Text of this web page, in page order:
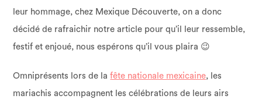
leur hommage, chez Mexique Découverte, on a donc
décidé de rafraichir notre article pour qu’il leur ressemble,
festif et enjoué, nous espérons qu’il vous plaira 😉
Omniprésents lors de lafête nationale mexicaine, les
mariachis accompagnent les célébrations de leurs airs